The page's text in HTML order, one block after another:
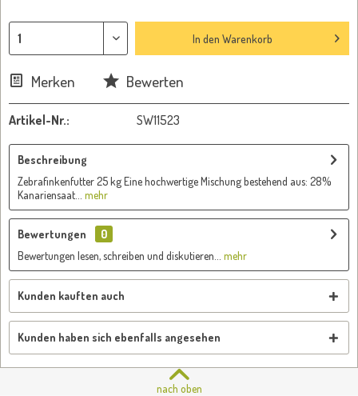
In den Warenkorb
Merken Bewerten
Artikel-Nr.: SW11523
Beschreibung
Zebrafinkenfutter 25 kg Eine hochwertige Mischung bestehend aus: 28%
Kanariensaat...
mehr
Bewertungen
0
Bewertungen lesen, schreiben und diskutieren...
mehr
Kunden kauften auch
Kunden haben sich ebenfalls angesehen
nach oben